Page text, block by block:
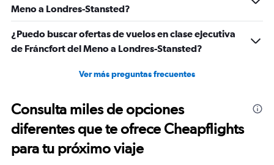
Meno a Londres-Stansted?
¿Puedo buscar ofertas de vuelos en clase ejecutiva
de Fráncfort del Meno a Londres-Stansted?
Ver más preguntas frecuentes
Consulta miles de opciones
diferentes que te ofrece Cheapflights
para tu próximo viaje